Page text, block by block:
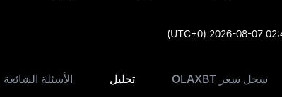
2026-08-07
(UTC+0)
سجل سعر OLAXBT تحليل الأسئلة الشائعة